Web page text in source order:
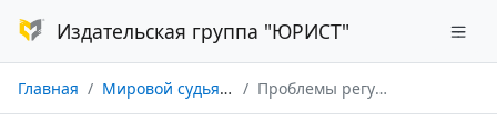
Издательская группа "ЮРИСТ"
Главная Мировой судья № 02/2023 Проблемы регулирования уголовной юрисдикции в Королевстве Саудовская Аравия